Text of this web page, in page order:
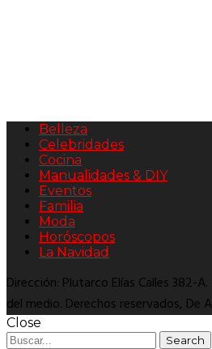
Belleza
Celebridades
Cocina
Manualidades & DIY
Eventos
Familia
Moda
Horóscopos
La Navidad
Dirección: Plutarco Elías Calles 382-
del medio. Derechos reservados, De
Close